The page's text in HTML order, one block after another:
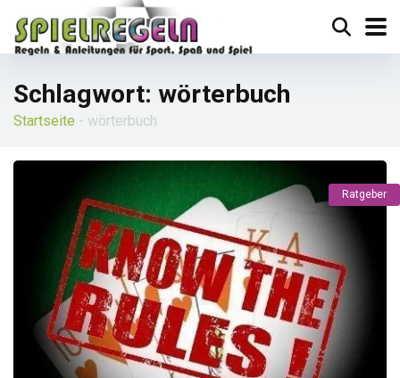
Schlagwort: wörterbuch
Startseite - wörterbuch
Ratgeber